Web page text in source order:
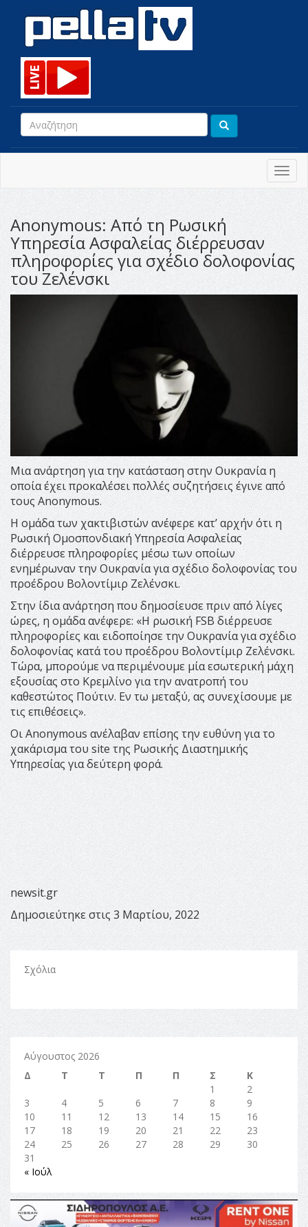
Anonymous: Από τη Ρωσική
Υπηρεσία Ασφαλείας διέρρευσαν
πληροφορίες για σχέδιο δολοφονίας
του Ζελένσκι
Μια ανάρτηση για την κατάσταση στην Ουκρανία η
οποία έχει προκαλέσει πολλές συζητήσεις έγινε από
τους Anonymous.
Η ομάδα των χακτιβιστών ανέφερε κατ’ αρχήν ότι η
Ρωσική Ομοσπονδιακή Υπηρεσία Ασφαλείας
διέρρευσε πληροφορίες μέσω των οποίων
ενημέρωναν την Ουκρανία για σχέδιο δολοφονίας του
προέδρου Βολοντίμιρ Ζελένσκι.
Στην ίδια ανάρτηση που δημοσίευσε πριν από λίγες
ώρες, η ομάδα ανέφερε: «Η ρωσική FSB διέρρευσε
πληροφορίες και ειδοποίησε την Ουκρανία για σχέδιο
δολοφονίας κατά του προέδρου Βολοντίμιρ Ζελένσκι.
Τώρα, μπορούμε να περιμένουμε μία εσωτερική μάχη
εξουσίας στο Κρεμλίνο για την ανατροπή του
καθεστώτος Πούτιν. Εν τω μεταξύ, ας συνεχίσουμε με
τις επιθέσεις».
Οι Anonymous ανέλαβαν επίσης την ευθύνη για το
χακάρισμα του site της Ρωσικής Διαστημικής
Υπηρεσίας για δεύτερη φορά.
newsit.gr
Δημοσιεύτηκε στις 3 Μαρτίου, 2022
Σχόλια
Αύγουστος 2026
Δ
Τ Τ Π Π Σ
Κ
1
2
3
4 5 6 7 8
9
10
11 12 13 14 15
16
17
18 19 20 21 22
23
24
25 26 27 28 29
30
31
« Ιούλ